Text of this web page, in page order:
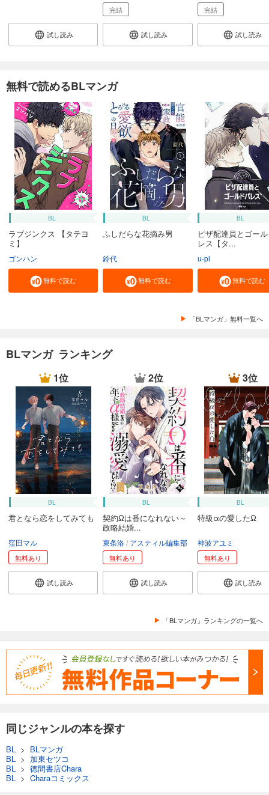
試し読み
完結
試し読み
完結
試し読み
無料で読めるBLマンガ
BL
ラブジンクス 【タテヨ
ミ】
ゴンハン
無料で読む
BL
ふしだらな花摘み男
鈴代
無料で読む
BL
ピザ配達員とゴー
レス【タ...
u-pi
無料で読む
「BLマンガ」無料一覧へ
BLマンガ ランキング
1位
BL
君となら恋をしてみても
窪田マル
無料あり
試し読み
2位
BL
契約Ωは番になれない～
政略結婚...
東条洛 アスティル編集部
無料あり
試し読み
3位
BL
特級αの愛したΩ
神波アユミ
無料あり
試し読み
「BLマンガ」ランキングの一覧へ
同じジャンルの本を探す
BL > BLマンガ
BL > 加東セツコ
BL > 徳間書店Chara
BL > Charaコミックス